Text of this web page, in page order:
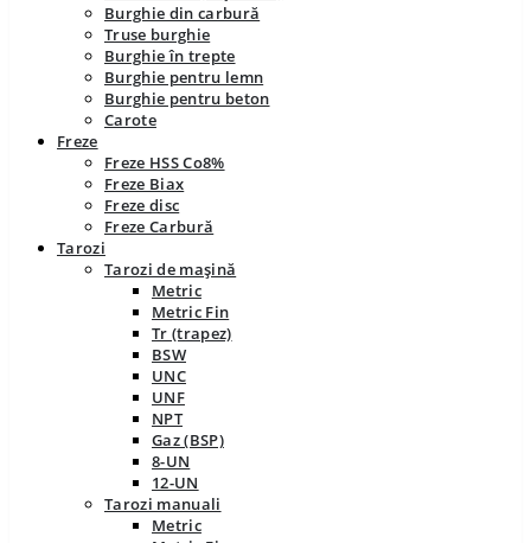
Burghie din carbură
Truse burghie
Burghie în trepte
Burghie pentru lemn
Burghie pentru beton
Carote
Freze
Freze HSS Co8%
Freze Biax
Freze disc
Freze Carbură
Tarozi
Tarozi de mașină
Metric
Metric Fin
Tr (trapez)
BSW
UNC
UNF
NPT
Gaz (BSP)
8-UN
12-UN
Tarozi manuali
Metric